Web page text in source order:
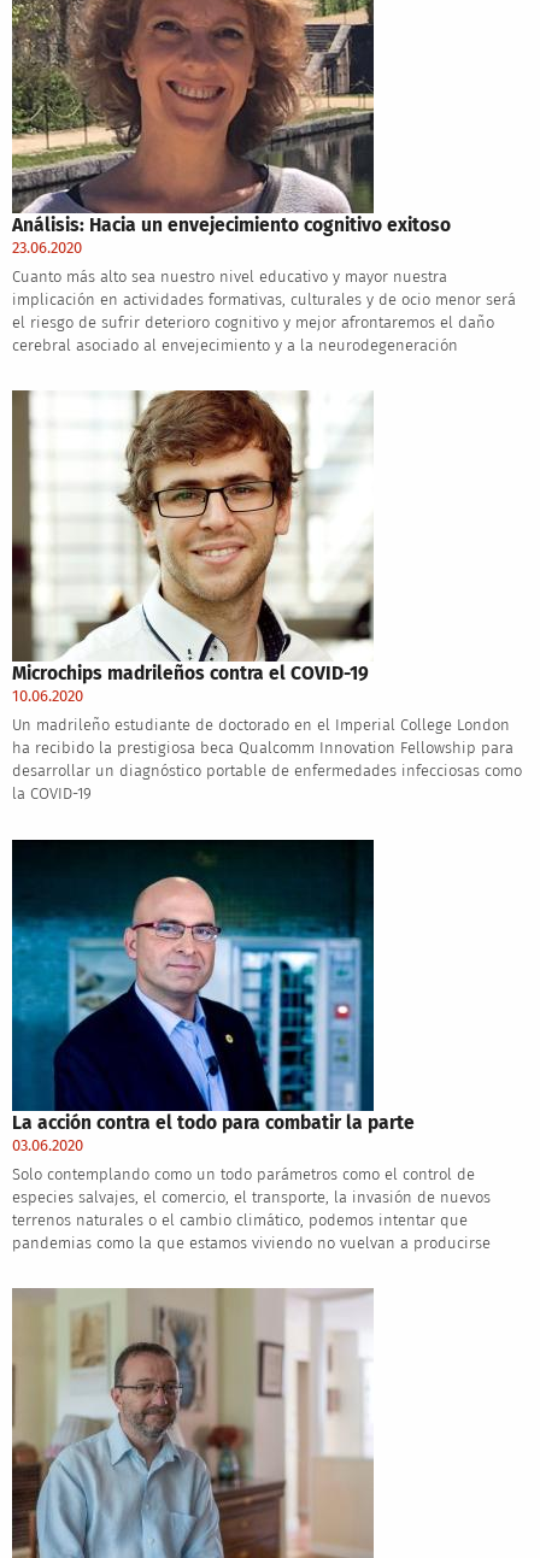
Análisis: Hacia un envejecimiento cognitivo exitoso
23.06.2020
Cuanto más alto sea nuestro nivel educativo y mayor nuestra
implicación en actividades formativas, culturales y de ocio menor será
el riesgo de sufrir deterioro cognitivo y mejor afrontaremos el daño
cerebral asociado al envejecimiento y a la neurodegeneración
Microchips madrileños contra el COVID-19
10.06.2020
Un madrileño estudiante de doctorado en el Imperial College London
ha recibido la prestigiosa beca Qualcomm Innovation Fellowship para
desarrollar un diagnóstico portable de enfermedades infecciosas como
la COVID-19
La acción contra el todo para combatir la parte
03.06.2020
Solo contemplando como un todo parámetros como el control de
especies salvajes, el comercio, el transporte, la invasión de nuevos
terrenos naturales o el cambio climático, podemos intentar que
pandemias como la que estamos viviendo no vuelvan a producirse